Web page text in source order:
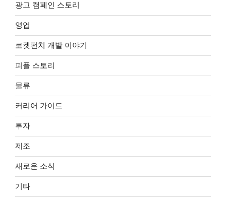
광고 캠페인 스토리
영업
로켓펀치 개발 이야기
피플 스토리
물류
커리어 가이드
투자
제조
새로운 소식
기타